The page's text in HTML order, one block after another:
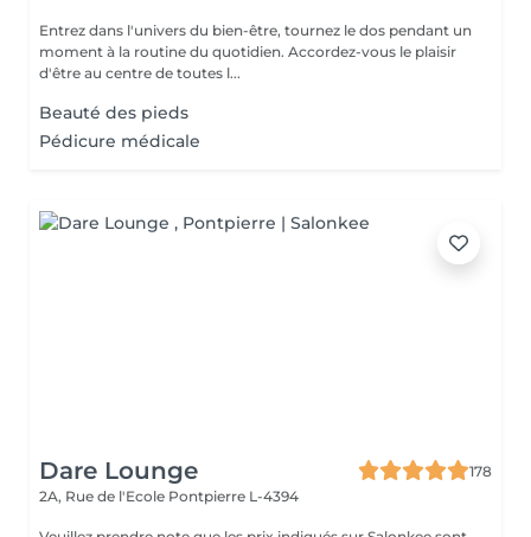
Entrez dans l'univers du bien-être, tournez le dos pendant un
moment à la routine du quotidien. Accordez-vous le plaisir
d'être au centre de toutes l...
Beauté des pieds
Pédicure médicale
Dare Lounge
178
2A, Rue de l'Ecole Pontpierre L-4394